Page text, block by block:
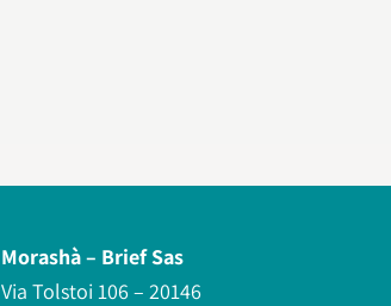
Morashà – Brief Sas
Via Tolstoi 106 – 20146